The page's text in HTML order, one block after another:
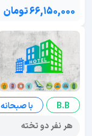
۶۶,۱۵۰,۰۰۰ تومان
B.B
با صبحانه
هر نفر دو تخته